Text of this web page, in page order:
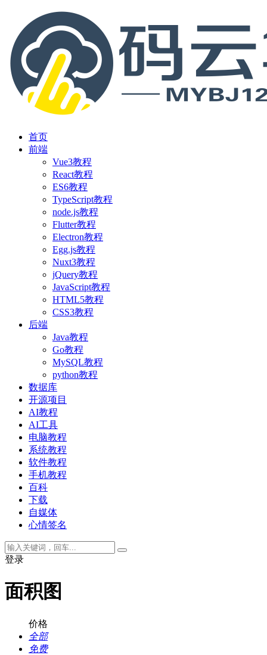
首页
前端
Vue3教程
React教程
ES6教程
TypeScript教程
node.js教程
Flutter教程
Electron教程
Egg.js教程
Nuxt3教程
jQuery教程
JavaScript教程
HTML5教程
CSS3教程
后端
Java教程
Go教程
MySQL教程
python教程
数据库
开源项目
AI教程
AI工具
电脑教程
系统教程
软件教程
手机教程
百科
下载
自媒体
心情签名
登录
面积图
价格
全部
免费